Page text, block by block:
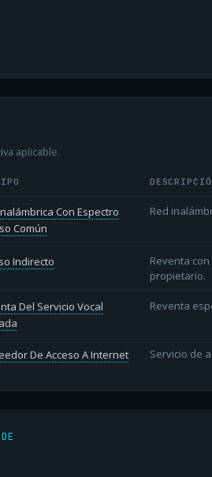
aplicable.
Con Espectro
Común
Red
Indirecto
Reventa
propietario.
Del Servicio Vocal
Reventa
De Acceso A Internet Servicio de